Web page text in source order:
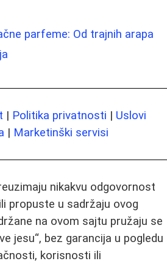
parfeme: Od trajnih arapa
| Politika privatnosti | Uslovi
| Marketinški servisi
nikakvu odgovornost
propuste u sadržaju ovog
na ovom sajtu pružaju se
jesu“, bez garancija u pogledu
korisnosti ili